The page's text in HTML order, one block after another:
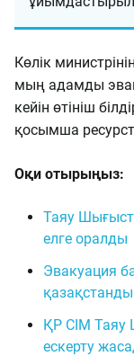
Көлік
мың адамды
кейін өтініш
қосымша
Оқи отырыңыз:
Таяу
елге оралды
Эвакуация
ҚР СІМ Таяу
ескерту